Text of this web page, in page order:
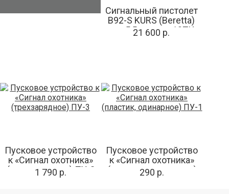
Сигнальный пистолет
B92-S KURS (Beretta)
кал. 5,5 мм под 10ТК,
21 600 р.
Пусковое устройство
к «Сигнал охотника»
(трехзарядное) ПУ-3
1 790 р.
Пусковое устройство
к «Сигнал охотника»
(пластик, одинарное)
ПУ-1
290 р.